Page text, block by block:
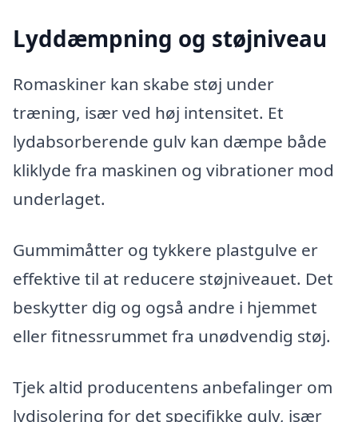
Lyddæmpning og støjniveau
Romaskiner kan skabe støj under
træning, især ved høj intensitet. Et
lydabsorberende gulv kan dæmpe både
kliklyde fra maskinen og vibrationer mod
underlaget.
Gummimåtter og tykkere plastgulve er
effektive til at reducere støjniveauet. Det
beskytter dig og også andre i hjemmet
eller fitnessrummet fra unødvendig støj.
Tjek altid producentens anbefalinger om
lydisolering for det specifikke gulv, især